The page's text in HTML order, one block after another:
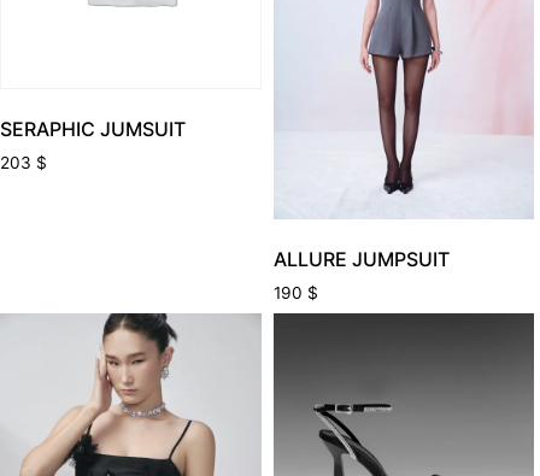
SERAPHIC JUMSUIT
203 $
ALLURE JUMPSUIT
190 $